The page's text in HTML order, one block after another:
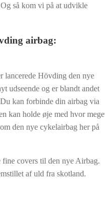
så kom vi på at udvikle
airbag:
lancerede Hövding den nye
udseende og er blandt andet
kan forbinde din airbag via
kan holde øje med hvor
den nye cykelairbag her på
fine covers til den nye Airbag.
af uld fra skotland.